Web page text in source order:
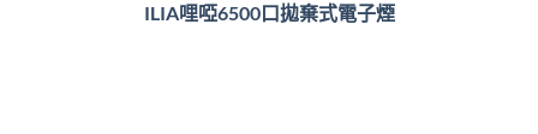
ILIA哩啞6500口拋棄式電子煙